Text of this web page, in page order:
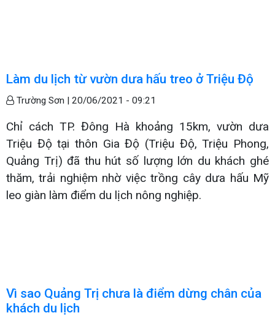
Làm du lịch từ vườn dưa hấu treo ở Triệu Độ
Trường Sơn | 20/06/2021 - 09:21
Chỉ cách TP. Đông Hà khoảng 15km, vườn dưa
Triệu Độ tại thôn Gia Độ (Triệu Độ, Triệu Phong,
Quảng Trị) đã thu hút số lượng lớn du khách ghé
thăm, trải nghiệm nhờ việc trồng cây dưa hấu Mỹ
leo giàn làm điểm du lịch nông nghiệp.
Vì sao Quảng Trị chưa là điểm dừng chân của
khách du lịch